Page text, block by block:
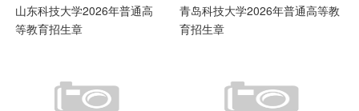
山东科技大学2026年普通高
等教育招生章
青岛科技大学2026年普通高等教
育招生章